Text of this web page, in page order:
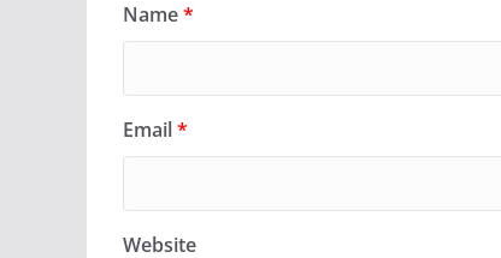
Name*
Email*
Website